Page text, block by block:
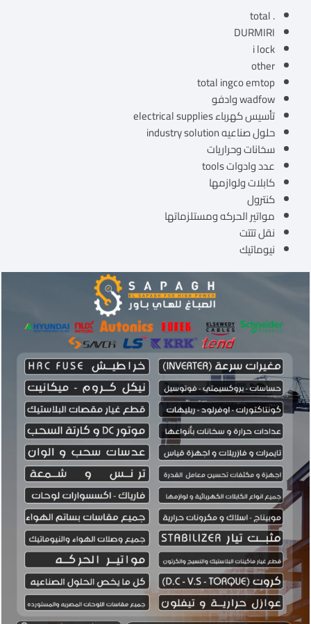
. total
DURMIRI
i lock
other
total ingco emtop
wadfow وادفو
تأسيس كهرباء electrical supplies
حلول صناعيه industry solution
سخانات وحراريات
عدد وادوات tools
كابلات ولوازمها
كنترول
مواتير الحركه ومستلزماتها
نقل تتتت
نيوماتيك